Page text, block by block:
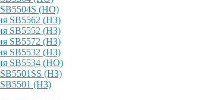
SB5504S (НО)
SB5562 (НЗ)
SB5552 (НЗ)
SB5572 (НЗ)
SB5532 (НЗ)
SB5534 (НО)
(НЗ)
(НЗ)